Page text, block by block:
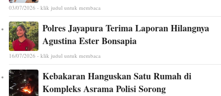
03/07/2026 - klik judul untuk membaca
Polres Jayapura Terima Laporan Hilangnya
Agustina Ester Bonsapia
16/07/2026 - klik judul untuk membaca
Kebakaran Hanguskan Satu Rumah di
Kompleks Asrama Polisi Sorong